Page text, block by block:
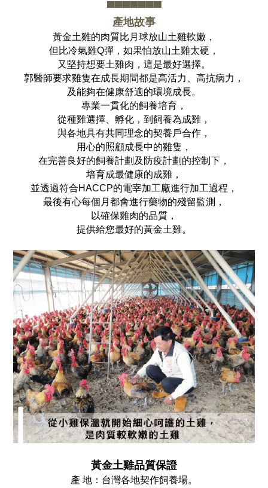
▀▀▀▀▀▀▀
產地故事
黃金土雞的肉質比月球放山土雞軟嫩，
但比冷氣雞Q彈，如果怕放山土雞太硬，
又堅持想要土雞肉，這是最好選擇。
郭醫師要求雞隻在成長期間都是高活力、高抗病力，
及能夠在健康舒適的環境成長。
專業一貫化的飼養培育，
從種雞選擇、孵化，到飼養為成雞，
與各地具有共同理念的契養戶合作，
用心的照顧成長中的雞隻，
在完善良好的飼養計劃及防疫計劃的控制下，
培育成最健康的成雞，
並透過符合HACCP的電宰加工廠進行加工過程，
最後有心每個月都會進行藥物的殘留監測，
以確保雞肉的品質，
提供給您最好的黃金土雞。
黃金土雞品質保證
產 地：台灣各地契作飼養場。